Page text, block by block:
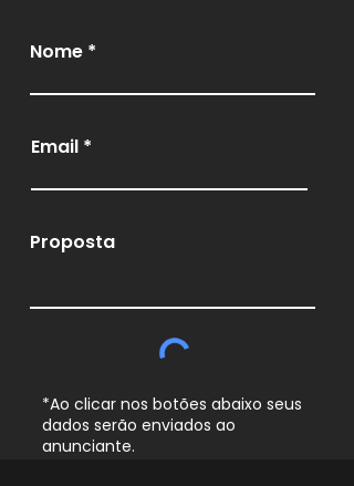
Nome
Email
Proposta
*Ao clicar nos botões abaixo seus
dados serão enviados ao
anunciante.